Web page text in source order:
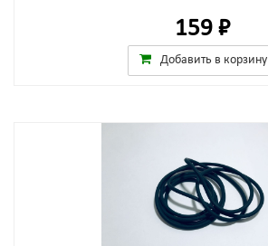
159 ₽
Добавить в корзину